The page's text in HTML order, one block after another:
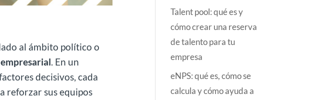
al ámbito político o
. En un
decisivos, cada
reforzar sus equipos
Talent pool: qué es y
cómo crear una reserva
de talento para tu
empresa
eNPS: qué es, cómo se
calcula y cómo ayuda a